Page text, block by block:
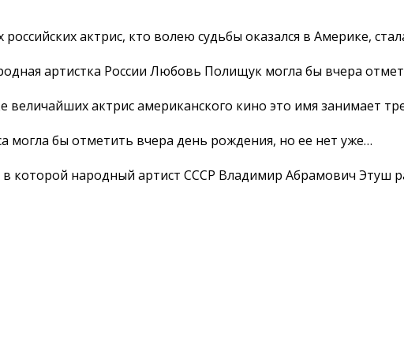
российских актрис, кто волею судьбы оказался в Америке,
артистка России Любовь Полищук могла бы вчера
величайших актрис американского кино это имя занимает
могла бы отметить вчера день рождения, но ее нет уже…
в которой народный артист СССР Владимир Абрамович Этуш